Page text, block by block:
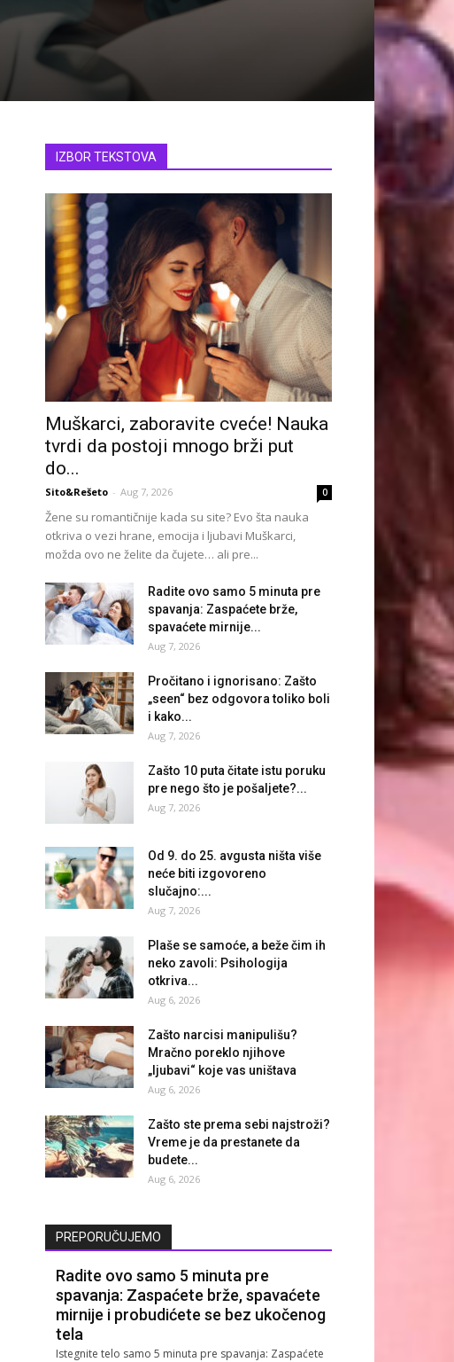
IZBOR TEKSTOVA
Muškarci, zaboravite cveće! Nauka
tvrdi da postoji mnogo brži put
do...
Sito&Rešeto - Aug 7, 2026 0
Žene su romantičnije kada su site? Evo šta nauka
otkriva o vezi hrane, emocija i ljubavi Muškarci,
možda ovo ne želite da čujete… ali pre...
Radite ovo samo 5 minuta pre
spavanja: Zaspaćete brže,
spavaćete mirnije...
Aug 7, 2026
Pročitano i ignorisano: Zašto
„seen“ bez odgovora toliko boli
i kako...
Aug 7, 2026
Zašto 10 puta čitate istu poruku
pre nego što je pošaljete?...
Aug 7, 2026
Od 9. do 25. avgusta ništa više
neće biti izgovoreno
slučajno:...
Aug 7, 2026
Plaše se samoće, a beže čim ih
neko zavoli: Psihologija
otkriva...
Aug 6, 2026
Zašto narcisi manipulišu?
Mračno poreklo njihove
„ljubavi“ koje vas uništava
Aug 6, 2026
Zašto ste prema sebi najstroži?
Vreme je da prestanete da
budete...
Aug 6, 2026
PREPORUČUJEMO
Radite ovo samo 5 minuta pre
spavanja: Zaspaćete brže, spavaćete
mirnije i probudićete se bez ukočenog
tela
Istegnite telo samo 5 minuta pre spavanja: Zaspaćete